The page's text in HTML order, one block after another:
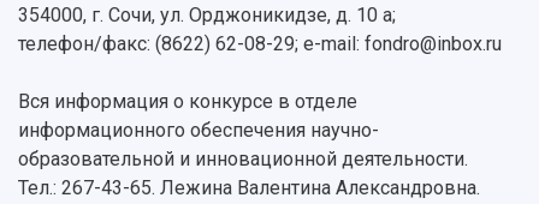
354000, г. Сочи, ул. Орджоникидзе, д. 10 а;
телефон/факс: (8622) 62-08-29; e-mail: fondro@inbox.ru
Вся информация о конкурсe в отделе
информационного обеспечения научно-
образовательной и инновационной деятельности.
Тел.: 267-43-65. Лежина Валентина Александровна.